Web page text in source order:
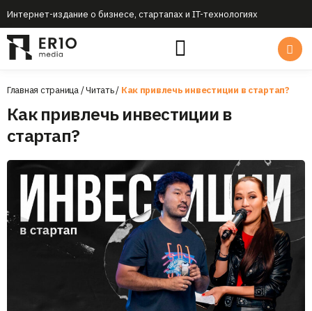
Интернет-издание о бизнесе, стартапах и IT-технологиях
Главная страница/Читать/ Как привлечь инвестиции в стартап?
Как привлечь инвестиции в
стартап?